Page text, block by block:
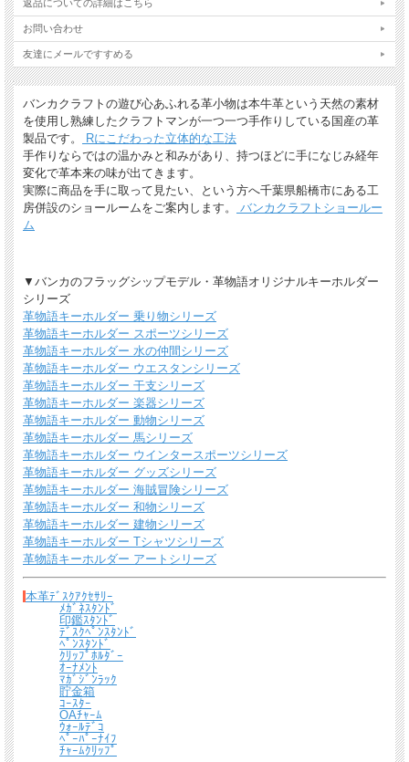
ギフトラッピングについて
全商品無料で簡易ラッピングの上お送りしております。
大切な贈り物の場合は革のチャームやリボンが付いた有料のラッピングも承ってお
ります。
※ 写真は一例です。ラッピング材等は予告なく変更となる場合があります。
キーホルダーなど小さい品物はギフト袋にお入れして本革製のチャームをお付けし
ます。
*無料簡易ラッピング
通常のご購入でも、簡易ラッピング（透明の袋の上に金色のギフトシール付き）い
たします。
送料について
宅配便 650円から→ 商品代金6600円(税込）以上で宅配便送料無料
返品についての詳細はこちら
お問い合わせ
友達にメールですすめる
バンカクラフトの遊び心あふれる革小物は本牛革という天然の素材
を使用し熟練したクラフトマンが一つ一つ手作りしている国産の革
製品です。
Rにこだわった立体的な工法
手作りならではの温かみと和みがあり、持つほどに手になじみ経年
変化で革本来の味が出てきます。
実際に商品を手に取って見たい、という方へ千葉県船橋市にある工
房併設のショールームをご案内します。
バンカクラフトショールー
ム
▼バンカのフラッグシップモデル・革物語オリジナルキーホルダー
シリーズ
革物語キーホルダー 乗り物シリーズ
革物語キーホルダー スポーツシリーズ
革物語キーホルダー 水の仲間シリーズ
革物語キーホルダー ウエスタンシリーズ
革物語キーホルダー 干支シリーズ
革物語キーホルダー 楽器シリーズ
革物語キーホルダー 動物シリーズ
革物語キーホルダー 馬シリーズ
革物語キーホルダー ウインタースポーツシリーズ
革物語キーホルダー グッズシリーズ
革物語キーホルダー 海賊冒険シリーズ
革物語キーホルダー 和物シリーズ
革物語キーホルダー 建物シリーズ
革物語キーホルダー Tシャツシリーズ
革物語キーホルダー アートシリーズ
本革ﾃﾞｽｸｱｸｾｻﾘｰ
ﾒｶﾞﾈｽﾀﾝﾄﾞ
印鑑ｽﾀﾝﾄﾞ
ﾃﾞｽｸﾍﾟﾝｽﾀﾝﾄﾞ
ﾍﾟﾝｽﾀﾝﾄﾞ
ｸﾘｯﾌﾟﾎﾙﾀﾞｰ
ｵｰﾅﾒﾝﾄ
ﾏｶﾞｼﾞﾝﾗｯｸ
貯金箱
ｺｰｽﾀｰ
OAﾁｬｰﾑ
ｳｫｰﾙﾃﾞｺ
ﾍﾟｰﾊﾟｰﾅｲﾌ
ﾁｬｰﾑｸﾘｯﾌﾟ